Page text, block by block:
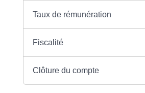
Taux de rémunération
Fiscalité
Clôture du compte